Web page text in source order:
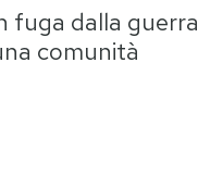
fuga dalla guerra
comunità